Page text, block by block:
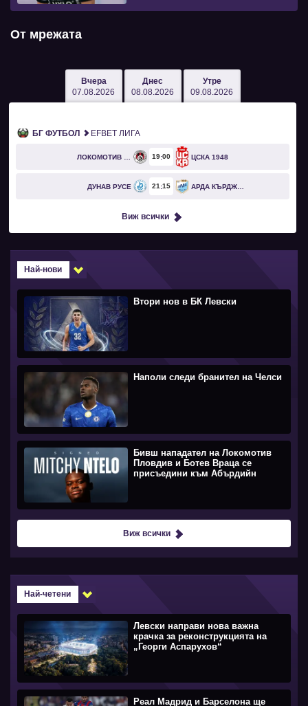
От мрежата
Вчера
07.08.2026
Днес
08.08.2026
Утре
09.08.2026
БГ ФУТБОЛ EFBET ЛИГА
ЛОКОМОТИВ СОФИЯ 19 00 ЦСКА 1948
ДУНАВ РУСЕ 21 15 АРДА КЪРДЖАЛИ
Виж всички
Най-нови
Втори нов в БК Левски
Наполи следи бранител на Челси
Бивш нападател на Локомотив
Пловдив и Ботев Враца се
присъедини към Абърдийн
Виж всички
Най-четени
Левски направи нова важна
крачка за реконструкцията на
„Георги Аспарухов“
Реал Мадрид и Барселона ще